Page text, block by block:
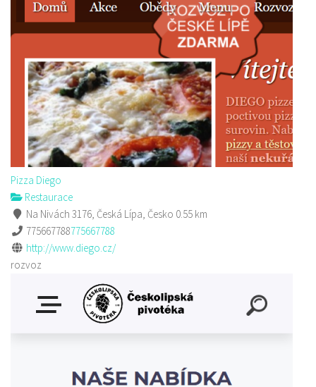
Pizza Diego
Restaurace
Na Nivách 3176, Česká Lípa, Česko 0.55 km
775667788775667788
http://www.diego.cz/
rozvoz